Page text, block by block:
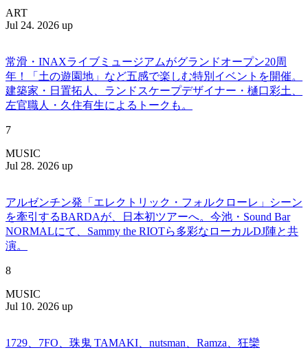
ART
Jul 24. 2026 up
常滑・INAXライブミュージアムがグランドオープン20周
年！「土の遊園地」など五感で楽しむ特別イベントを開催。
建築家・日置拓人、ランドスケープデザイナー・樋口彩土、
左官職人・久住有生によるトークも。
7
MUSIC
Jul 28. 2026 up
アルゼンチン発「エレクトリック・フォルクローレ」シーン
を牽引するBARDAが、日本初ツアーへ。今池・Sound Bar
NORMALにて、Sammy the RIOTら多彩なローカルDJ陣と共
演。
8
MUSIC
Jul 10. 2026 up
1729、7FO、珠鬼 TAMAKI、nutsman、Ramza、狂欒